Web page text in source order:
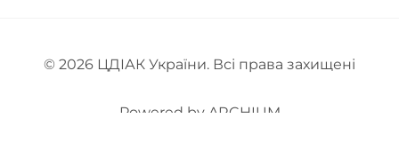
© 2026 ЦДІАК України. Всі права захищені
Powered by ARCHIUM